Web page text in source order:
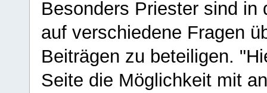
Besonders Priester sind in
auf verschiedene Fragen
Beiträgen zu beteiligen.
Seite die Möglichkeit mit